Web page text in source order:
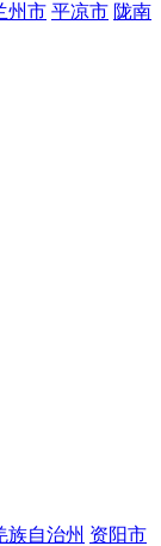
州市 平凉市 陇南
族自治州 资阳市